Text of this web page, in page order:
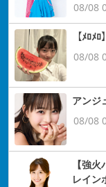
08/08
【ﾒﾛ
08/08
アンジ
08/08
【強
レイン